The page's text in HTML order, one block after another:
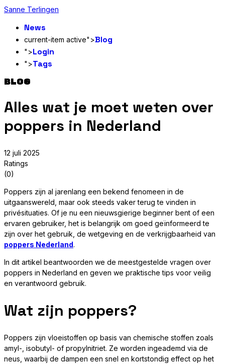
Sanne Terlingen
News
current-item active">Blog
">Login
">Tags
BLOG
Alles wat je moet weten over
poppers in Nederland
12 juli 2025
Ratings
(0)
Poppers zijn al jarenlang een bekend fenomeen in de
uitgaanswereld, maar ook steeds vaker terug te vinden in
privésituaties. Of je nu een nieuwsgierige beginner bent of een
ervaren gebruiker, het is belangrijk om goed geïnformeerd te
zijn over het gebruik, de wetgeving en de verkrijgbaarheid van
poppers Nederland.
In dit artikel beantwoorden we de meestgestelde vragen over
poppers in Nederland en geven we praktische tips voor veilig
en verantwoord gebruik.
Wat zijn poppers?
Poppers zijn vloeistoffen op basis van chemische stoffen zoals
amyl-, isobutyl- of propylnitriet. Ze worden ingeademd via de
neus, waarbij de dampen een snel en kortstondig effect op het